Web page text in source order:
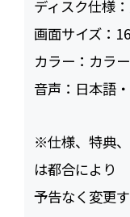
ディスク仕様：
画面サイズ：
カラー： カラー
音声： 日本語
※仕様、特典
は都合により
予告なく変更